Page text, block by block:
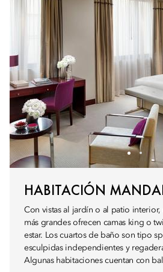
HABITACIÓN
Con vistas al jardín o al patio interior,
más grandes ofrecen camas king o
estar. Los cuartos de baño son tipo
esculpidas independientes y
Algunas habitaciones cuentan con